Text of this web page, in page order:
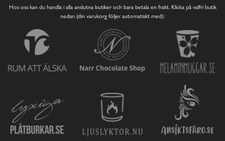
Hos oss kan du handla i alla anslutna butiker och bara betala en frakt. Klicka på valfri butik
nedan (din varukorg följer automatiskt med):